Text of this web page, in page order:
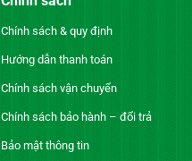
Chính sách & quy định
Hướng dẫn thanh toán
Chính sách vận chuyển
Chính sách bảo hành – đổi trả
Bảo mật thông tin